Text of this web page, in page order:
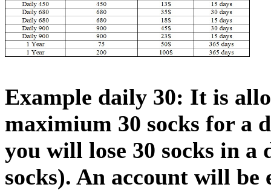
Example daily 30: It is
maximium 30 socks for a
you will lose 30 socks in a
socks). An account will be